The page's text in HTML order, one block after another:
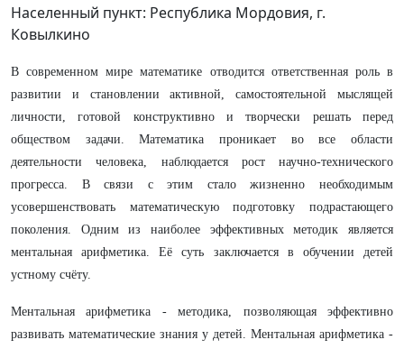
Населенный пункт: Республика Мордовия, г.
Ковылкино
В современном мире математике отводится ответственная роль в
развитии и становлении активной, самостоятельной мыслящей
личности, готовой конструктивно и творчески решать перед
обществом задачи. Математика проникает во все области
деятельности человека, наблюдается рост научно-технического
прогресса. В связи с этим стало жизненно необходимым
усовершенствовать математическую подготовку подрастающего
поколения. Одним из наиболее эффективных методик является
ментальная арифметика. Её суть заключается в обучении детей
устному счёту.
Ментальная арифметика - методика, позволяющая эффективно
развивать математические знания у детей. Ментальная арифметика -